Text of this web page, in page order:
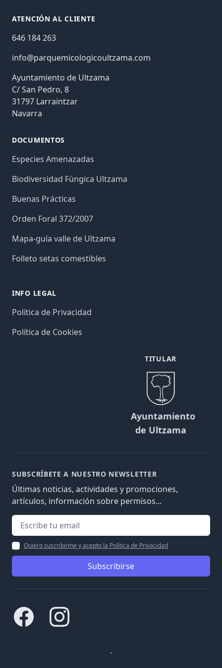
ATENCIÓN AL CLIENTE
646 184 263
info@parquemicologicoultzama.com
Ayuntamiento de Ultzama
C/ San Pedro, 8
31797 Larraintzar
Navarra
DOCUMENTOS
Especies Amenazadas
Biodiversidad Fúngica Ultzama
Buenas Prácticas
Orden Foral 372/2007
Mapa-guía valle de Ultzama
Folleto setas comestibles
INFO LEGAL
Política de Privacidad
Política de Cookies
TITULAR
Ayuntamiento
de Ultzama
SUBSCRÍBETE A NUESTRO NEWSLETTER
Últimas noticias, actividades y promociones,
artículos, información sobre permisos...
Quiero suscribirme y acepto la Política de Privacidad
Subscribirse
Facebook Instagram
.